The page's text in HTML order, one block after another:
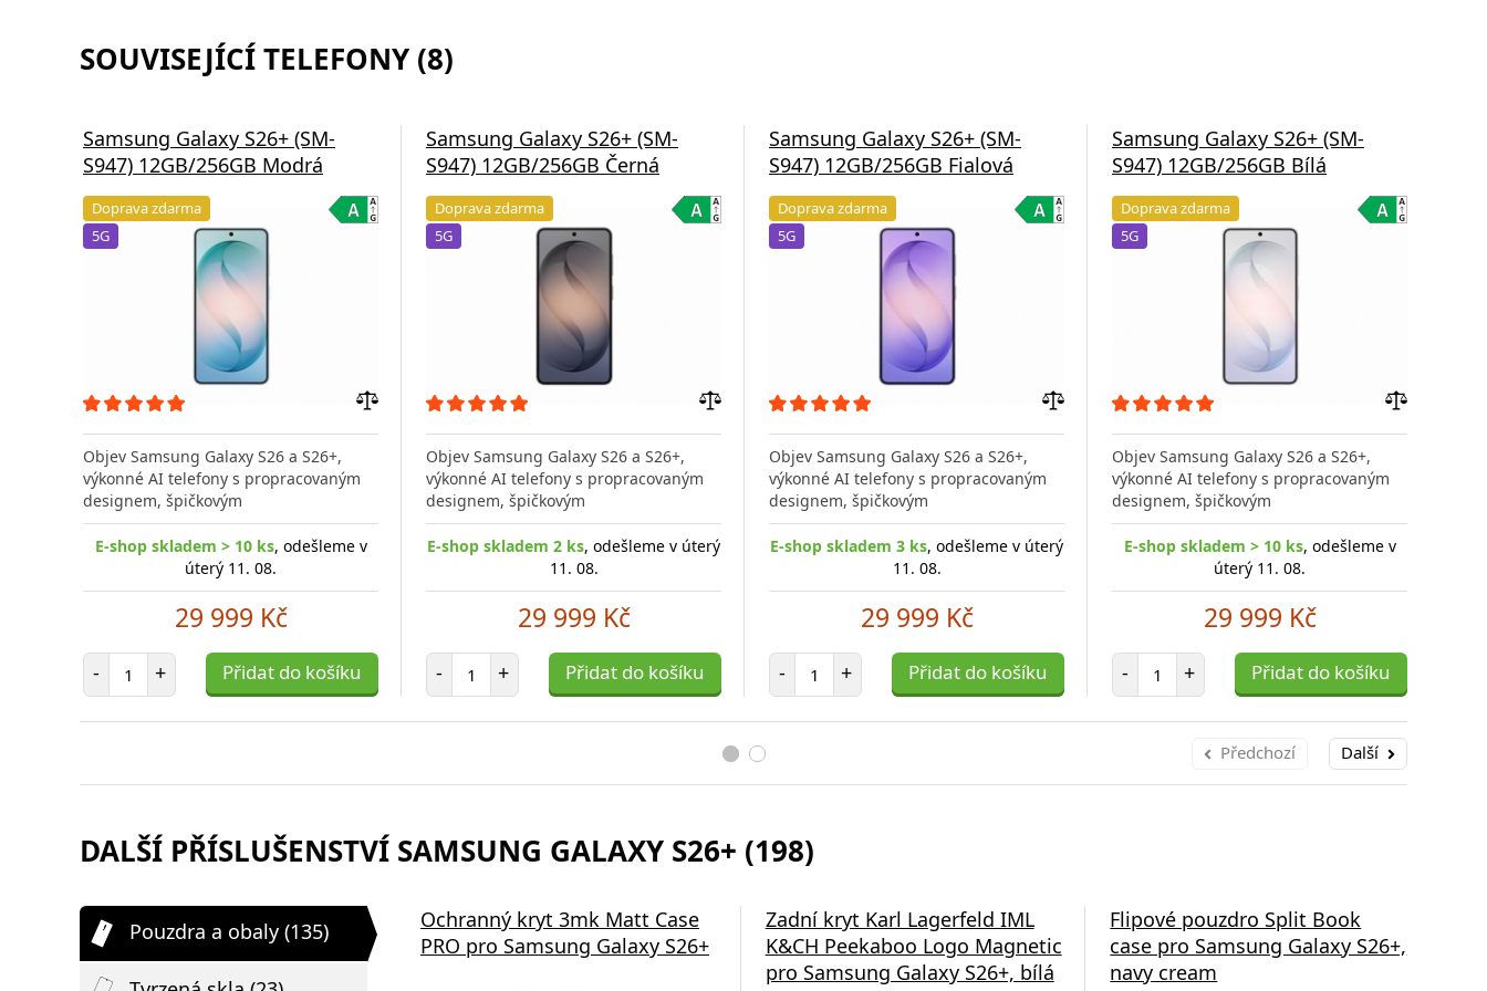
SOUVISEJÍCÍ TELEFONY (8)
Samsung Galaxy S26+ (SM-
S947) 12GB/256GB Modrá
Doprava zdarma
5G
porovnání
Objev Samsung Galaxy S26 a S26+,
výkonné AI telefony s propracovaným
designem, špičkovým
E-shop skladem > 10 ks, odešleme v
úterý 11. 08.
29 999 Kč
- Počet položek
+ Přidat do košíku
Samsung Galaxy S26+ (SM-
S947) 12GB/256GB Černá
Doprava zdarma
5G
porovnání
Objev Samsung Galaxy S26 a S26+,
výkonné AI telefony s propracovaným
designem, špičkovým
E-shop skladem 2 ks, odešleme v úterý
11. 08.
29 999 Kč
- Počet položek
+ Přidat do košíku
Samsung Galaxy S26+ (SM-
S947) 12GB/256GB Fialová
Doprava zdarma
5G
porovnání
Objev Samsung Galaxy S26 a S26+,
výkonné AI telefony s propracovaným
designem, špičkovým
E-shop skladem 3 ks, odešleme v úterý
11. 08.
29 999 Kč
- Počet položek
+ Přidat do košíku
Samsung Galaxy S26+ (SM-
S947) 12GB/256GB Bílá
Doprava zdarma
5G
Objev Samsung Galaxy S26 a S26+,
výkonné AI telefony s propracovaným
designem, špičkovým
E-shop skladem > 10 ks, odešleme v
úterý 11. 08.
29 999 Kč
- Počet položek
+ Přidat do košíku
Předchozí Další
DALŠÍ PŘÍSLUŠENSTVÍ SAMSUNG GALAXY S26+ (198)
Pouzdra a obaly (135)
Ochranný kryt 3mk Matt Case
PRO pro Samsung Galaxy S26+
Zadní kryt Karl Lagerfeld IML
K&CH Peekaboo Logo Magnetic
pro Samsung Galaxy S26+, bílá
Flipové pouzdro Split Book
case pro Samsung Galaxy S26+,
navy cream